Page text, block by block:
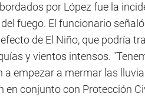
por López fue la
fuego. El funcionario
de El Niño, que podría
y vientos intensos.
a empezar a mermar las
en conjunto con Protección